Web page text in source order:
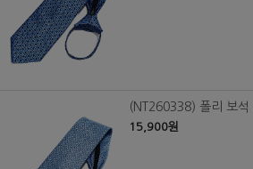
(NT260338) 폴리 보석
15,900원